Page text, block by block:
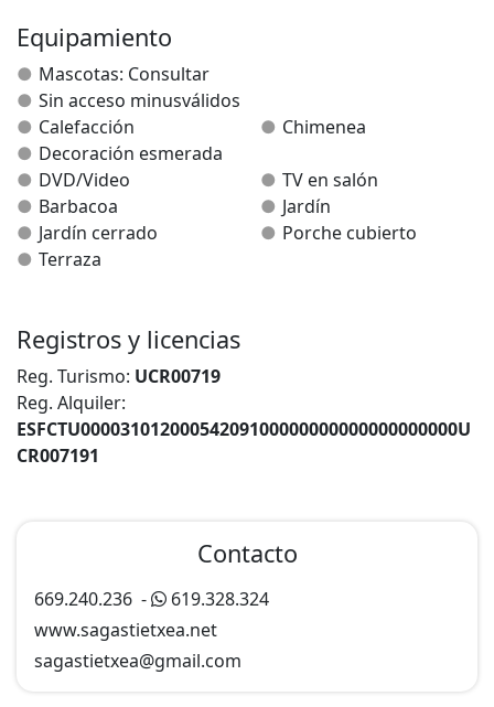
Equipamiento
Mascotas: Consultar
Sin acceso minusválidos
Calefacción
Chimenea
Decoración esmerada
DVD/Video
TV en salón
Barbacoa
Jardín
Jardín cerrado
Porche cubierto
Terraza
Registros y licencias
Reg. Turismo: UCR00719
Reg. Alquiler:
ESFCTU00003101200054209100000000000000000000U
CR007191
Contacto
669.240.236 -
619.328.324
www.sagastietxea.net
sagastietxea@gmail.com